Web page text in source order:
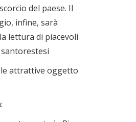
del paese. Il
infine, sarà
lettura di piacevoli
attrattive oggetto